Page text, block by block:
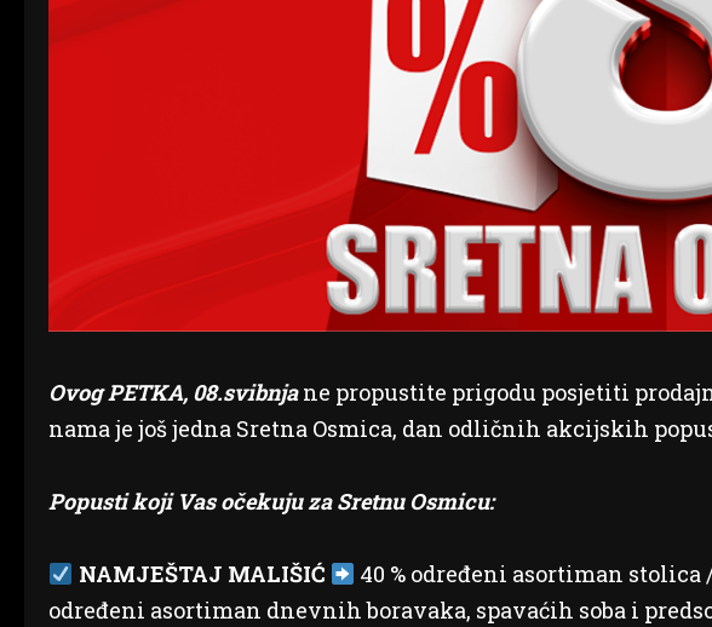
Ovog PETKA, 08.svibnjane propustite prigodu posjetiti
nama je još jedna Sretna Osmica, dan odličnih akcijskih
Popusti koji Vas očekuju za Sretnu Osmicu:
NAMJEŠTAJ MALIŠIĆ
40 % određeni asortiman stolica
određeni asortiman dnevnih boravaka, spavaćih soba i